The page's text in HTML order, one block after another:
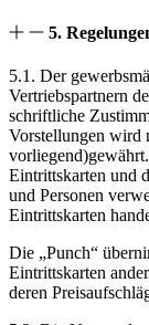
5.
5.1. Der
Vertriebspartnern
schriftliche
Vorstellungen wird
Eintrittskarten und
und Personen
Eintrittskarten
Die „Punch“
Eintrittskarten
deren